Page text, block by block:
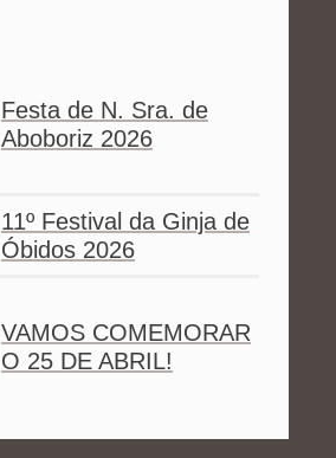
Festa de N. Sra. de
Aboboriz 2026
11º Festival da Ginja de
Óbidos 2026
VAMOS COMEMORAR
O 25 DE ABRIL!